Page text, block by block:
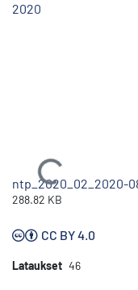
2020
Ladataan...
ntp_2020_02_2020-
288.82 KB
CC BY 4.0
Lataukset 46